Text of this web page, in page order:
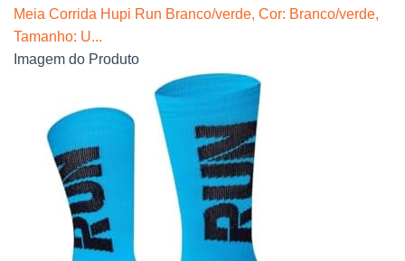
Meia Corrida Hupi Run Branco/verde, Cor: Branco/verde,
Tamanho: U...
Imagem do Produto